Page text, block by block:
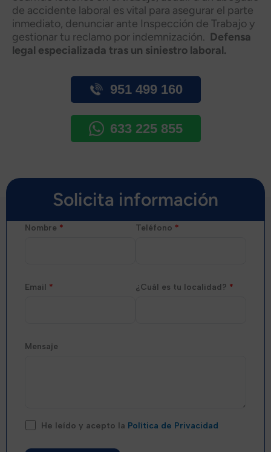
de accidente laboral es vital para asegurar el parte
inmediato, denunciar ante Inspección de Trabajo y
gestionar tu reclamo por indemnización. Defensa
legal especializada tras un siniestro laboral.
951 499 160
633 225 855
Solicita información
Nombre * Teléfono *
Email * ¿Cuál es tu localidad? *
Mensaje
He leído y acepto la Política de Privacidad